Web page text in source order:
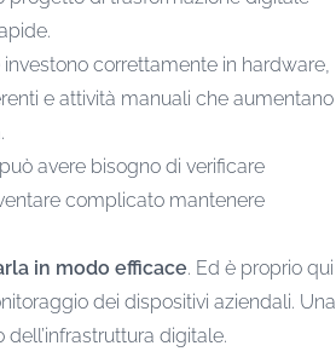
correttamente in hardware,
e attività manuali che aumentano
avere bisogno di verificare
complicato mantenere
in modo efficace. Ed è proprio qui
dei dispositivi aziendali. Una
digitale.